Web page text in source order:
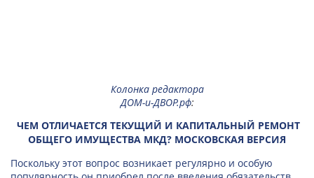
Колонка редактора
ДОМ-и-ДВОР.рф:
ЧЕМ ОТЛИЧАЕТСЯ ТЕКУЩИЙ И КАПИТАЛЬНЫЙ РЕМОНТ
ОБЩЕГО ИМУЩЕСТВА МКД? МОСКОВСКАЯ ВЕРСИЯ
Поскольку этот вопрос возникает регулярно и особую